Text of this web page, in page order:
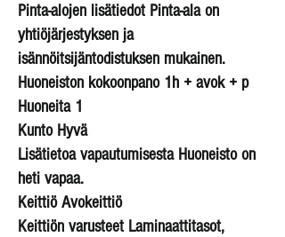
Pinta-alojen lisätiedot Pinta-ala on
yhtiöjärjestyksen ja
isännöitsijäntodistuksen mukainen.
Huoneiston kokoonpano 1h + avok + p
Huoneita 1
Kunto Hyvä
Lisätietoa vapautumisesta Huoneisto on
heti vapaa.
Keittiö Avokeittiö
Keittiön varusteet Laminaattitasot,